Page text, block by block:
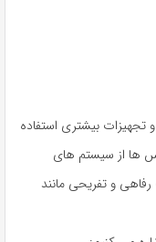
تجهیزات بیشتری استفاده
ها از سیستم های
و تفریحی مانند